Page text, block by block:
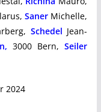
Saner Michelle,
Schedel Jean-
3000 Bern,Seiler
2024